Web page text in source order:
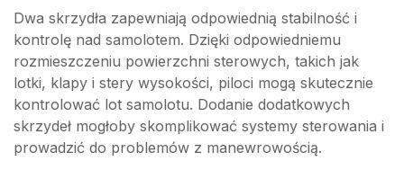
Dwa skrzydła zapewniają odpowiednią stabilność i
kontrolę nad samolotem. Dzięki odpowiedniemu
rozmieszczeniu powierzchni sterowych, takich jak
lotki, klapy i stery wysokości, piloci mogą skutecznie
kontrolować lot samolotu. Dodanie dodatkowych
skrzydeł mogłoby skomplikować systemy sterowania i
prowadzić do problemów z manewrowością.